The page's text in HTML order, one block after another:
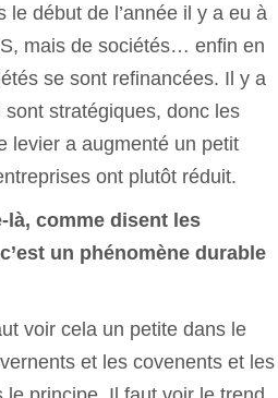
début de l’année il y a eu à
mais de sociétés… enfin en
se sont refinancées. Il y a
stratégiques, donc les
levier a augmenté un petit
ont plutôt réduit.
là, comme disent les
un phénomène durable
voir cela un petite dans le
et les covenents et les